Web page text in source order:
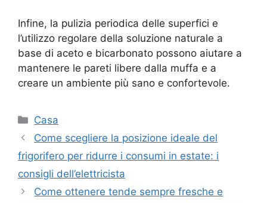
Infine, la pulizia periodica delle superfici e
l’utilizzo regolare della soluzione naturale a
base di aceto e bicarbonato possono aiutare a
mantenere le pareti libere dalla muffa e a
creare un ambiente più sano e confortevole.
Categorie
Casa
Come scegliere la posizione ideale del
frigorifero per ridurre i consumi in estate: i
consigli dell’elettricista
Come ottenere tende sempre fresche e